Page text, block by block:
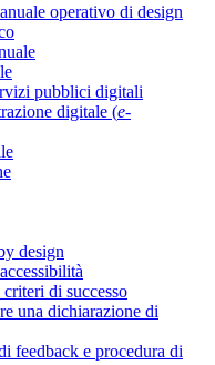
operativo di design
pubblici digitali
digitale (e-
design
di successo
una dichiarazione di
feedback e procedura di